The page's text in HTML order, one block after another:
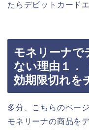
たらデビットカード
モネリーナで
ない理由１．
効期限切れを
多分、こちらのペー
モネリーナの商品を